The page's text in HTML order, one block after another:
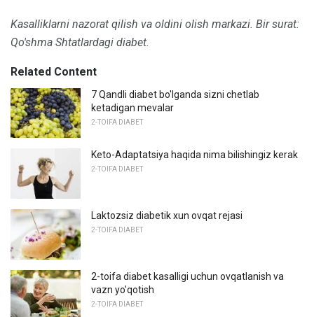
Kasalliklarni nazorat qilish va oldini olish markazi. Bir surat:
Qo'shma Shtatlardagi diabet.
Related Content
7 Qandli diabet bo'lganda sizni chetlab
ketadigan mevalar
2-TOIFA DIABET
Keto-Adaptatsiya haqida nima bilishingiz kerak
2-TOIFA DIABET
Laktozsiz diabetik xun ovqat rejasi
2-TOIFA DIABET
2-toifa diabet kasalligi uchun ovqatlanish va
vazn yo'qotish
2-TOIFA DIABET